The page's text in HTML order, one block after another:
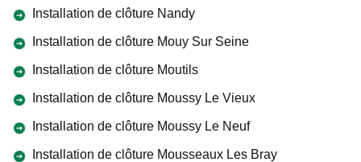
Installation de clôture Nandy
Installation de clôture Mouy Sur Seine
Installation de clôture Moutils
Installation de clôture Moussy Le Vieux
Installation de clôture Moussy Le Neuf
Installation de clôture Mousseaux Les Bray